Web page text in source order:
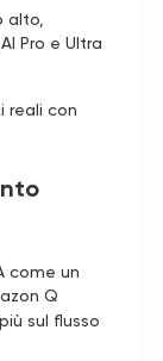
alto,
Pro e Ultra
reali con
come un
Q
sul flusso